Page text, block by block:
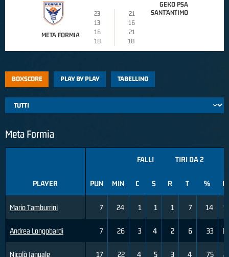
META FORMIA
23
21
13
16
16
21
18
18
GEKO PSA
SANT’ANTIMO
BOXSCORE PLAY BY PLAY TABELLINO
Meta Formia
PLAYER
Mario Tamburrini
Andrea Longobardi
Nicolò Ianuale
FALLI TIRI DA 2
PUN MIN C S R T % R
7 24 1 1 1 7 14 1
7 26 3 4 2 6 33 0
17 22 4 5 3 4 75 2